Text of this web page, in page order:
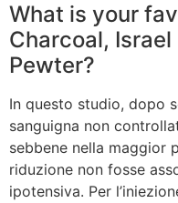
What is your
Charcoal,
Pewter?
In questo studio, dopo
sanguigna non
sebbene nella maggior
riduzione non fosse
ipotensiva. Per